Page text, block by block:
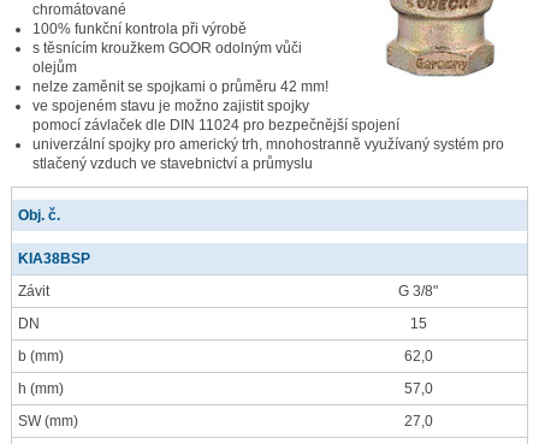
chromátované
100% funkční kontrola při výrobě
s těsnícím kroužkem GOOR odolným vůči
olejům
nelze zaměnit se spojkami o průměru 42 mm!
ve spojeném stavu je možno zajistit spojky
pomocí závlaček dle DIN 11024 pro bezpečnější spojení
univerzální spojky pro americký trh, mnohostranně využívaný systém pro
stlačený vzduch ve stavebnictví a průmyslu
Obj. č.
KIA38BSP
Závit
G 3/8"
DN
15
b (mm)
62,0
h (mm)
57,0
SW(mm)
27,0